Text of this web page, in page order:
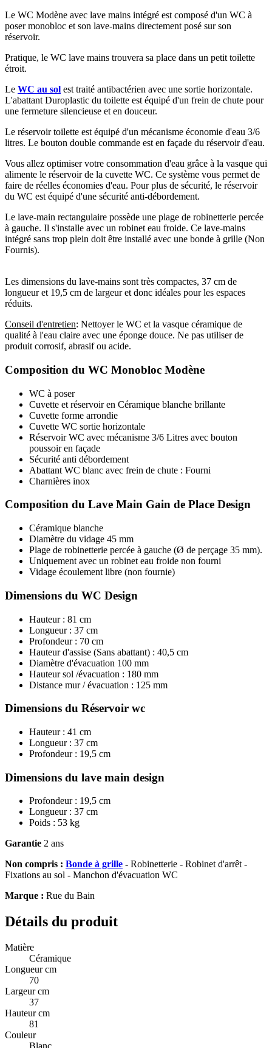
Le WC Modène avec lave mains intégré est composé d'un WC à
poser monobloc et son lave-mains directement posé sur son
réservoir.
Pratique, le WC lave mains trouvera sa place dans un petit toilette
étroit.
Le WC au sol est traité antibactérien avec une sortie horizontale.
L'abattant Duroplastic du toilette est équipé d'un frein de chute pour
une fermeture silencieuse et en douceur.
Le réservoir toilette est équipé d'un mécanisme économie d'eau 3/6
litres. Le bouton double commande est en façade du réservoir d'eau.
Vous allez optimiser votre consommation d'eau grâce à la vasque qui
alimente le réservoir de la cuvette WC. Ce système vous permet de
faire de réelles économies d'eau. Pour plus de sécurité, le réservoir
du WC est équipé d'une sécurité anti-débordement.
Le lave-main rectangulaire possède une plage de robinetterie percée
à gauche. Il s'installe avec un robinet eau froide. Ce lave-mains
intégré sans trop plein doit être installé avec une bonde à grille (Non
Fournis).
Les dimensions du lave-mains sont très compactes, 37 cm de
longueur et 19,5 cm de largeur et donc idéales pour les espaces
réduits.
Conseil d'entretien: Nettoyer le WC et la vasque céramique de
qualité à l'eau claire avec une éponge douce. Ne pas utiliser de
produit corrosif, abrasif ou acide.
Composition du WC Monobloc Modène
WC à poser
Cuvette et réservoir en Céramique blanche brillante
Cuvette forme arrondie
Cuvette WC sortie horizontale
Réservoir WC avec mécanisme 3/6 Litres avec bouton
poussoir en façade
Sécurité anti débordement
Abattant WC blanc avec frein de chute : Fourni
Charnières inox
Composition du Lave Main Gain de Place Design
Céramique blanche
Diamètre du vidage 45 mm
Plage de robinetterie percée à gauche (Ø de perçage 35 mm).
Uniquement avec un robinet eau froide non fourni
Vidage écoulement libre (non fournie)
Dimensions du WC Design
Hauteur : 81 cm
Longueur : 37 cm
Profondeur : 70 cm
Hauteur d'assise (Sans abattant) : 40,5 cm
Diamètre d'évacuation 100 mm
Hauteur sol /évacuation : 180 mm
Distance mur / évacuation : 125 mm
Dimensions du Réservoir wc
Hauteur : 41 cm
Longueur : 37 cm
Profondeur : 19,5 cm
Dimensions du lave main design
Profondeur : 19,5 cm
Longueur : 37 cm
Poids : 53 kg
Garantie 2 ans
Non compris : Bonde à grille - Robinetterie - Robinet d'arrêt -
Fixations au sol - Manchon d'évacuation WC
Marque : Rue du Bain
Détails du produit
Matière
Céramique
Longueur cm
70
Largeur cm
37
Hauteur cm
81
Couleur